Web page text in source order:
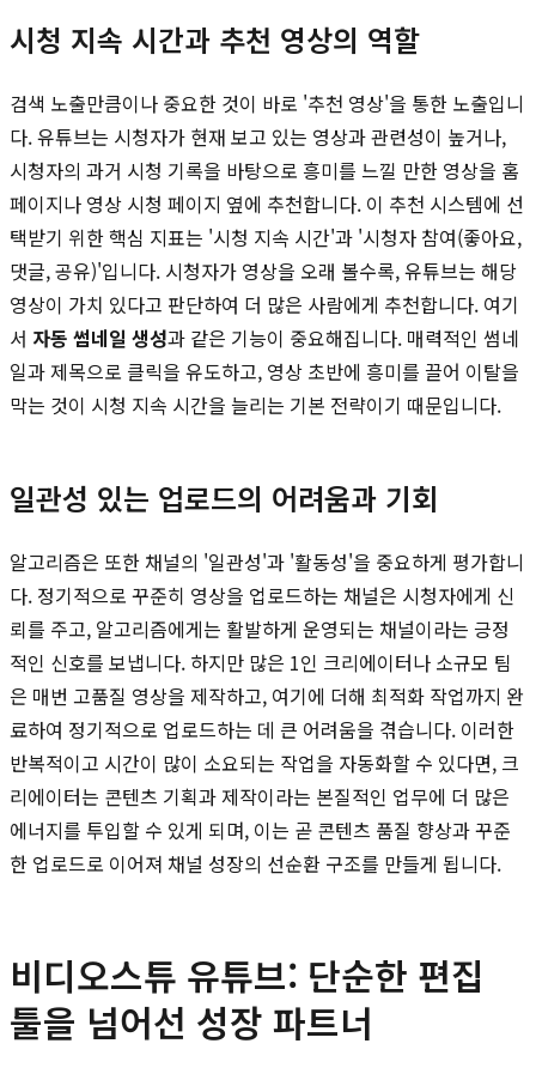
시청 지속 시간과 추천 영상의 역할
검색 노출만큼이나 중요한 것이 바로 '추천 영상'을 통한 노출입니
다. 유튜브는 시청자가 현재 보고 있는 영상과 관련성이 높거나,
시청자의 과거 시청 기록을 바탕으로 흥미를 느낄 만한 영상을 홈
페이지나 영상 시청 페이지 옆에 추천합니다. 이 추천 시스템에 선
택받기 위한 핵심 지표는 '시청 지속 시간'과 '시청자 참여(좋아요,
댓글, 공유)'입니다. 시청자가 영상을 오래 볼수록, 유튜브는 해당
영상이 가치 있다고 판단하여 더 많은 사람에게 추천합니다. 여기
서 자동 썸네일 생성과 같은 기능이 중요해집니다. 매력적인 썸네
일과 제목으로 클릭을 유도하고, 영상 초반에 흥미를 끌어 이탈을
막는 것이 시청 지속 시간을 늘리는 기본 전략이기 때문입니다.
일관성 있는 업로드의 어려움과 기회
알고리즘은 또한 채널의 '일관성'과 '활동성'을 중요하게 평가합니
다. 정기적으로 꾸준히 영상을 업로드하는 채널은 시청자에게 신
뢰를 주고, 알고리즘에게는 활발하게 운영되는 채널이라는 긍정
적인 신호를 보냅니다. 하지만 많은 1인 크리에이터나 소규모 팀
은 매번 고품질 영상을 제작하고, 여기에 더해 최적화 작업까지 완
료하여 정기적으로 업로드하는 데 큰 어려움을 겪습니다. 이러한
반복적이고 시간이 많이 소요되는 작업을 자동화할 수 있다면, 크
리에이터는 콘텐츠 기획과 제작이라는 본질적인 업무에 더 많은
에너지를 투입할 수 있게 되며, 이는 곧 콘텐츠 품질 향상과 꾸준
한 업로드로 이어져 채널 성장의 선순환 구조를 만들게 됩니다.
비디오스튜 유튜브: 단순한 편집
툴을 넘어선 성장 파트너